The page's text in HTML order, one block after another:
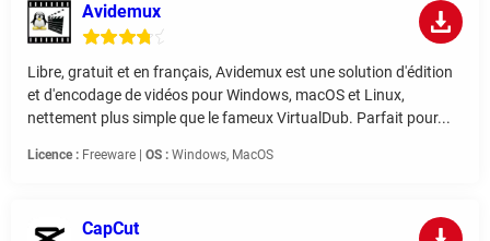
Avidemux
Libre, gratuit et en français, Avidemux est une solution d'édition
et d'encodage de vidéos pour Windows, macOS et Linux,
nettement plus simple que le fameux VirtualDub. Parfait pour...
Licence : Freeware | OS : Windows, MacOS
CapCut